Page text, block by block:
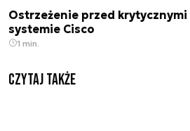
Ostrzeżenie przed
systemie Cisco
1 min.
Czytaj także